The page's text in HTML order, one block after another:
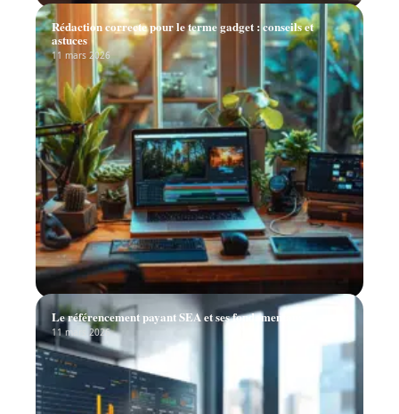
Rédaction correcte pour le terme gadget : conseils et
astuces
11 mars 2026
Le référencement payant SEA et ses fondamentaux
11 mars 2026